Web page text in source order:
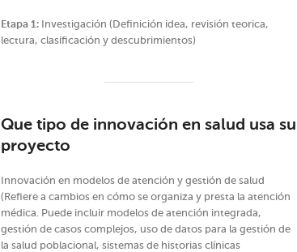
Etapa 1: Investigación (Definición idea, revisión teorica,
lectura, clasificación y descubrimientos)
Que tipo de innovación en salud usa su
proyecto
Innovación en modelos de atención y gestión de salud
(Refiere a cambios en cómo se organiza y presta la atención
médica. Puede incluir modelos de atención integrada,
gestión de casos complejos, uso de datos para la gestión de
la salud poblacional, sistemas de historias clínicas